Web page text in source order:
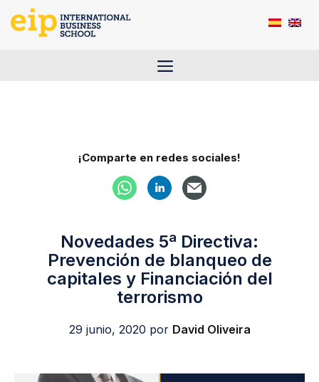
Saltar
Menú
¡Comparte en redes sociales!
Novedades 5ª Directiva:
Prevención de blanqueo de
capitales y Financiación del
terrorismo
29 junio, 2020 por David Oliveira